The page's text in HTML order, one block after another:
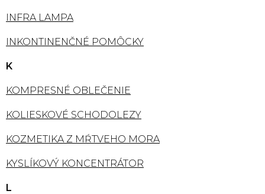
INFRA LAMPA
INKONTINENČNÉ POMÔCKY
K
KOMPRESNÉ OBLEČENIE
KOLIESKOVÉ SCHODOLEZY
KOZMETIKA Z MŔTVEHO MORA
KYSLÍKOVÝ KONCENTRÁTOR
L